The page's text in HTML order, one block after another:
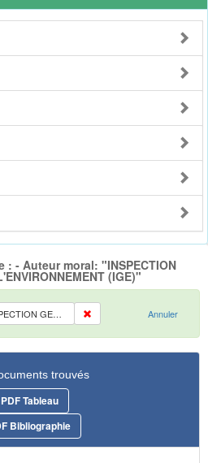
: - Auteur moral: "INSPECTION
(IGE)"
Auteur moral: "INSPECTION GENERALE DE L'ENVIRONNEMENT (IGE)" Annuler
trouvés
Tableau
Bibliographie